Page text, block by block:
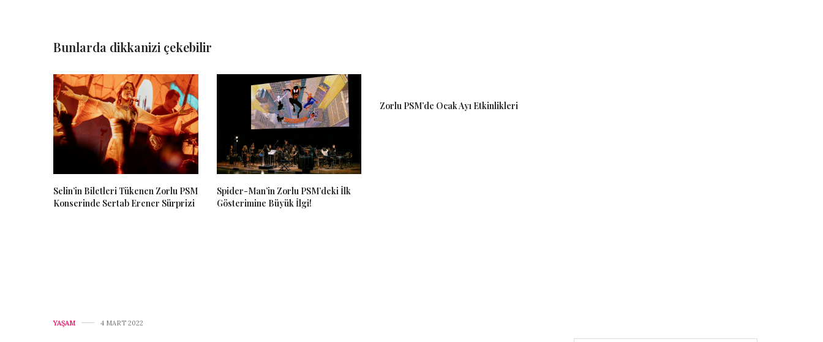
Bunlarda dikkanizi çekebilir
Selin’in Biletleri Tükenen Zorlu PSM
Konserinde Sertab Erener Sürprizi
Spider-Man’in Zorlu PSM’deki İlk
Gösterimine Büyük İlgi!
Zorlu PSM’de Ocak Ayı Etkinlikleri
YAŞAM 4 MART 2022